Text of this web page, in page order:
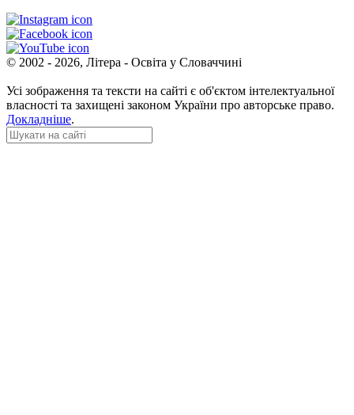
© 2002 - 2026, Літера - Освіта у Словаччині
Усі зображення та тексти на сайті є об'єктом інтелектуальної
власності та захищені законом України про авторське право.
Докладніше.